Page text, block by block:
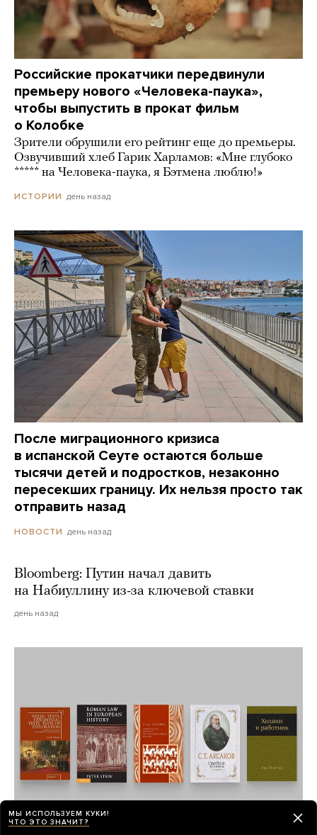
Российские прокатчики передвинули
премьеру нового «Человека-паука»,
чтобы выпустить в прокат фильм
о Колобке
Зрители обрушили его рейтинг еще до премьеры.
Озвучивший хлеб Гарик Харламов: «Мне глубоко
***** на Человека-паука, я Бэтмена люблю!»
ИСТОРИИ день назад
После миграционного кризиса
в испанской Сеуте остаются больше
тысячи детей и подростков, незаконно
пересекших границу. Их нельзя просто так
отправить назад
НОВОСТИ день назад
Bloomberg: Путин начал давить
на Набиуллину из-за ключевой ставки
день назад
МЫ ИСПОЛЬЗУЕМ КУКИ!
ЧТО ЭТО ЗНАЧИТ?